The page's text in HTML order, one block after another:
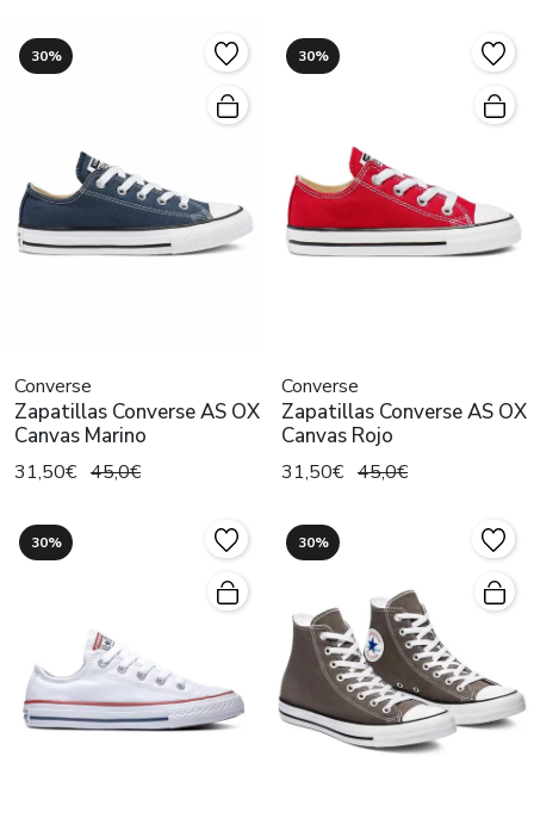
30%
Converse
Zapatillas Converse AS OX
Canvas Marino
31,50€ 45,0€
30%
Converse
Zapatillas Converse AS OX
Canvas Rojo
31,50€ 45,0€
30% 30%